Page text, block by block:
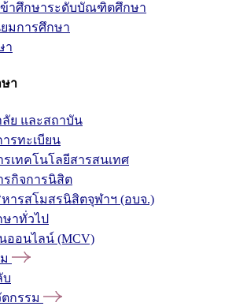
ข้าศึกษาระดับบัณฑิตศึกษา
มการศึกษา
า
า
ย และสถาบัน
รทะเบียน
เทคโนโลยีสารสนเทศ
รกิจการนิสิต
ารสโมสรนิสิตจุฬาฯ (อบจ.)
าทั่วไป
ออนไลน์ (MCV)
บ
กรรม